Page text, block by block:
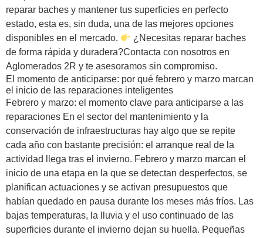
reparar baches y mantener tus superficies en perfecto
estado, esta es, sin duda, una de las mejores opciones
disponibles en el mercado.
¿Necesitas reparar baches
de forma rápida y duradera?Contacta con nosotros en
Aglomerados 2R y te asesoramos sin compromiso.
El momento de anticiparse: por qué febrero y marzo marcan
el inicio de las reparaciones inteligentes
Febrero y marzo: el momento clave para anticiparse a las
reparaciones En el sector del mantenimiento y la
conservación de infraestructuras hay algo que se repite
cada año con bastante precisión: el arranque real de la
actividad llega tras el invierno. Febrero y marzo marcan el
inicio de una etapa en la que se detectan desperfectos, se
planifican actuaciones y se activan presupuestos que
habían quedado en pausa durante los meses más fríos. Las
bajas temperaturas, la lluvia y el uso continuado de las
superficies durante el invierno dejan su huella. Pequeñas